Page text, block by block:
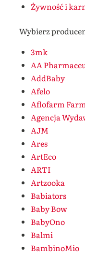
Żywność i
Wybierz
3mk
AA
AddBaby
Afelo
Aflofarm
Agencja
AJM
Ares
ArtEco
ARTI
Artzooka
Babiators
Baby Bow
BabyOno
Balmi
BambinoMio